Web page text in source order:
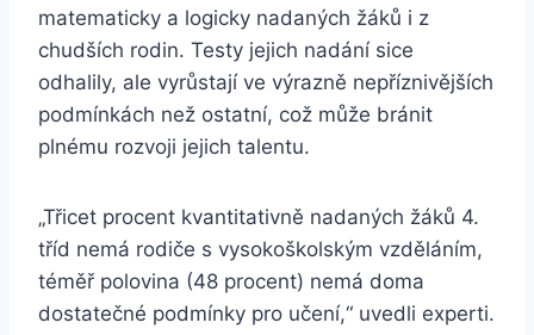
matematicky a logicky nadaných žáků i z
chudších rodin. Testy jejich nadání sice
odhalily, ale vyrůstají ve výrazně nepříznivějších
podmínkách než ostatní, což může bránit
plnému rozvoji jejich talentu.
„Třicet procent kvantitativně nadaných žáků 4.
tříd nemá rodiče s vysokoškolským vzděláním,
téměř polovina (48 procent) nemá doma
dostatečné podmínky pro učení,“ uvedli experti.